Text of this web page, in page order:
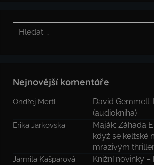
Hledat:
Nejnovější komentáře
Ondřej Mertl
David Gemmell:
(audiokniha)
Erika Jarkovska
Maják: Záhada
když se keltské
mrazivým
Jarmila Kašparová Knižní novinky –